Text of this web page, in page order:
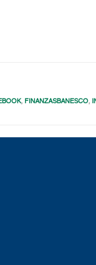
, FINANZASBANESCO,